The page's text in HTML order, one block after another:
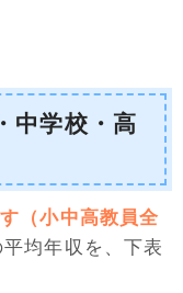
中学校・高
（小中高教員全
均年収を、下表